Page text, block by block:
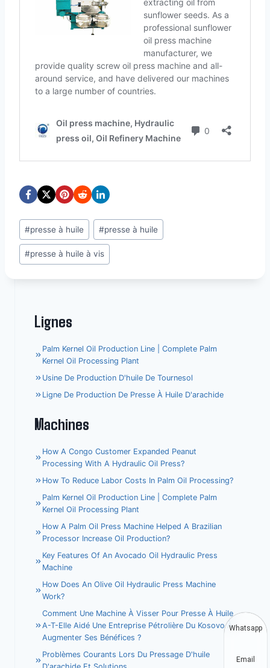
Étiquettes
de
la
#presse à huile #presse à huile
#presse à huile à vis
Lignes
Palm Kernel Oil Production Line | Complete Palm
Kernel Oil Processing Plant
Usine De Production D'huile De Tournesol
Ligne De Production De Presse À Huile D'arachide
Machines
How A Congo Customer Expanded Peanut
Processing With A Hydraulic Oil Press?
How To Reduce Labor Costs In Palm Oil Processing?
Palm Kernel Oil Production Line | Complete Palm
Kernel Oil Processing Plant
How A Palm Oil Press Machine Helped A Brazilian
Processor Increase Oil Production?
Key Features Of An Avocado Oil Hydraulic Press
Machine
How Does An Olive Oil Hydraulic Press Machine
Work?
Comment Une Machine À Visser Pour Presse À Huile
A-T-Elle Aidé Une Entreprise Pétrolière Du Kosovo À
Augmenter Ses Bénéfices ?
Problèmes Courants Lors Du Pressage D'huile
Whatsapp
Email